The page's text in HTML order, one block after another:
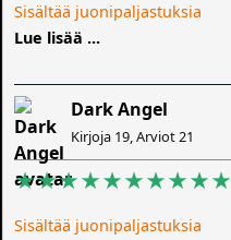
Sisältää juonipaljastuksia
Lue lisää ...
Dark Angel
Kirjoja 19, Arviot 21
★★★★★★★★★★
Sisältää juonipaljastuksia